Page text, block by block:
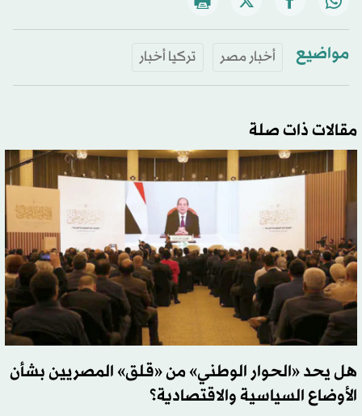
مواضيع أخبار مصر تركيا أخبار
مقالات ذات صلة
هل يحد «الحوار الوطني» من «قلق» المصريين بشأن
الأوضاع السياسية والاقتصادية؟